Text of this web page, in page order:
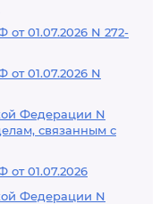
01.07.2026 N 272-
01.07.2026 N
Федерации N
связанным с
01.07.2026
Федерации N